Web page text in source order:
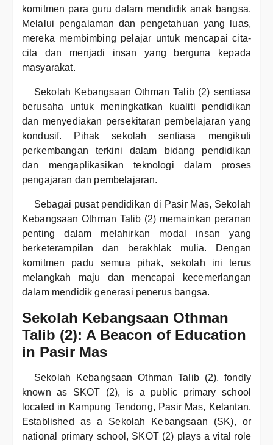
komitmen para guru dalam mendidik anak bangsa.
Melalui pengalaman dan pengetahuan yang luas,
mereka membimbing pelajar untuk mencapai cita-
cita dan menjadi insan yang berguna kepada
masyarakat.
Sekolah Kebangsaan Othman Talib (2) sentiasa
berusaha untuk meningkatkan kualiti pendidikan
dan menyediakan persekitaran pembelajaran yang
kondusif. Pihak sekolah sentiasa mengikuti
perkembangan terkini dalam bidang pendidikan
dan mengaplikasikan teknologi dalam proses
pengajaran dan pembelajaran.
Sebagai pusat pendidikan di Pasir Mas, Sekolah
Kebangsaan Othman Talib (2) memainkan peranan
penting dalam melahirkan modal insan yang
berketerampilan dan berakhlak mulia. Dengan
komitmen padu semua pihak, sekolah ini terus
melangkah maju dan mencapai kecemerlangan
dalam mendidik generasi penerus bangsa.
Sekolah Kebangsaan Othman
Talib (2): A Beacon of Education
in Pasir Mas
Sekolah Kebangsaan Othman Talib (2), fondly
known as SKOT (2), is a public primary school
located in Kampung Tendong, Pasir Mas, Kelantan.
Established as a Sekolah Kebangsaan (SK), or
national primary school, SKOT (2) plays a vital role